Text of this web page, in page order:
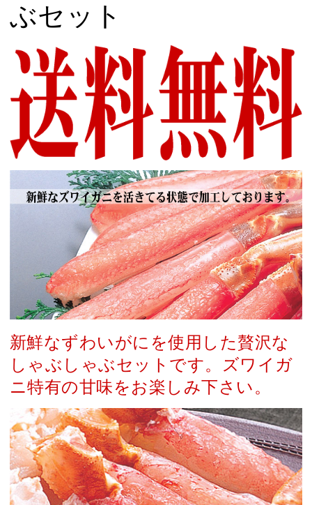
ぶセット
新鮮なずわいがにを使用した贅沢な
しゃぶしゃぶセットです。ズワイガ
ニ特有の甘味をお楽しみ下さい。